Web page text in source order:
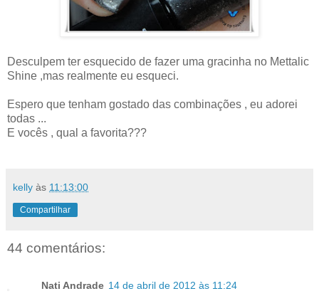
Desculpem ter esquecido de fazer uma gracinha no Mettalic
Shine ,mas realmente eu esqueci.
Espero que tenham gostado das combinações , eu adorei
todas ...
E vocês , qual a favorita???
kelly às 11:13:00
Compartilhar
44 comentários:
Nati Andrade 14 de abril de 2012 às 11:24